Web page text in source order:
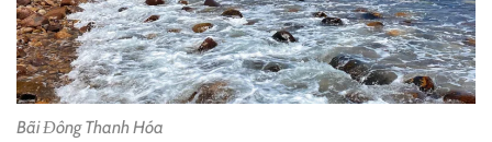
Bãi Đông Thanh Hóa